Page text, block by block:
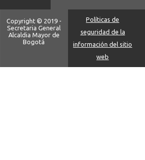
Copyright © 2019 -
Secretaria General
Alcaldia Mayor de
Bogotá
Políticas de
seguridad de la
información del sitio
web